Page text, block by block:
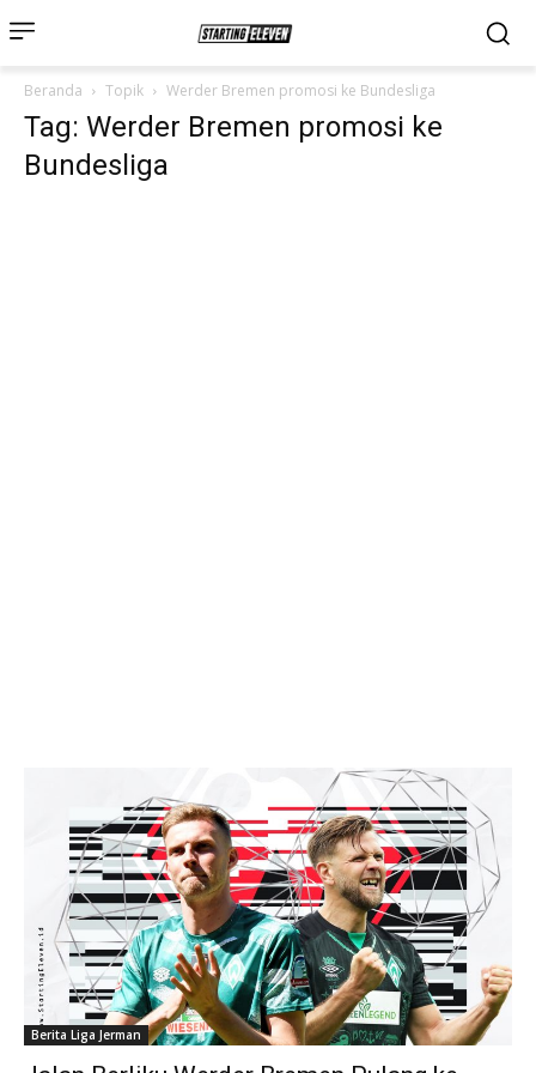
Beranda Topik Werder Bremen promosi ke Bundesliga
Tag: Werder Bremen promosi ke
Bundesliga
Berita Liga Jerman